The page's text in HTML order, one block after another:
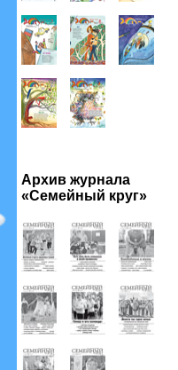
Архив журнала
«Семейный круг»